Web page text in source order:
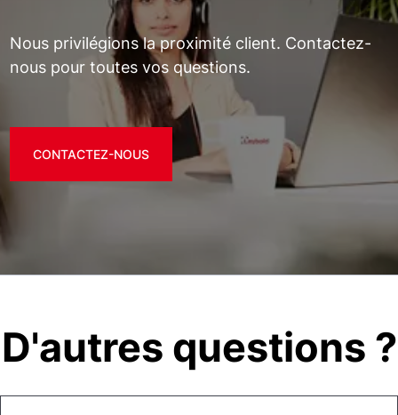
Nous privilégions la proximité client. Contactez-
nous pour toutes vos questions.
CONTACTEZ-NOUS
D'autres questions ?